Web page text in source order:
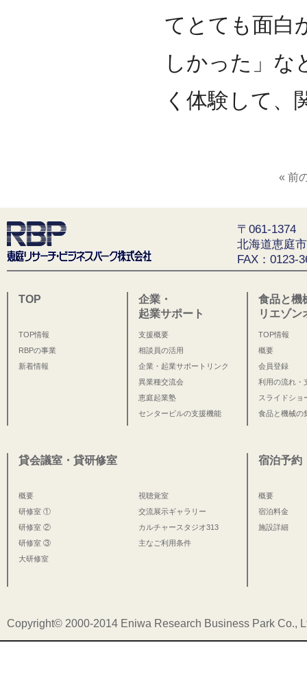
てとても面白
しかった」な
く体験して、
« 前
〒061-1374
北海道恵庭
FAX：0123-
TOP
TOP情報
RBPの事業
新着情報
企業・
起業サポート
支援概要
相談員の活用
企業・起業サポートリンク
異業種交流会
恵庭起業塾
センタービルの支援機能
食品と機
リエゾン
TOP情報
概要
会員登録
利用の流れ・
スライドショ
食品と機械の
貸会議室・貸研修室
概要
研修室 ①
研修室 ②
研修室 ③
大研修室
視聴覚室
交流展示ギャラリー
カルチャースタジオ313
主なご利用条件
宿泊予約
概要
宿泊料金
施設詳細
Copyright© 2000-2014 Eniwa Research Business Park Co.,